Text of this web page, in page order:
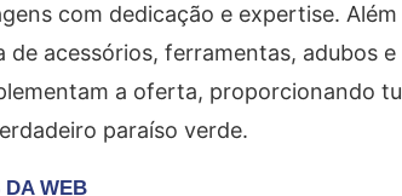
com dedicação e expertise.
de acessórios, ferramentas, adubos
a oferta, proporcionando
paraíso verde.